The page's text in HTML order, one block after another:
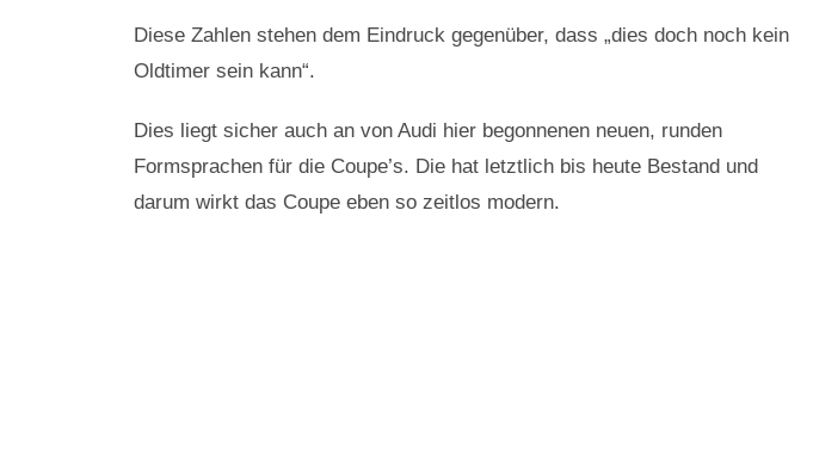
Diese Zahlen stehen dem Eindruck gegenüber, dass „dies doch noch kein
Oldtimer sein kann“.
Dies liegt sicher auch an von Audi hier begonnenen neuen, runden
Formsprachen für die Coupe’s. Die hat letztlich bis heute Bestand und
darum wirkt das Coupe eben so zeitlos modern.